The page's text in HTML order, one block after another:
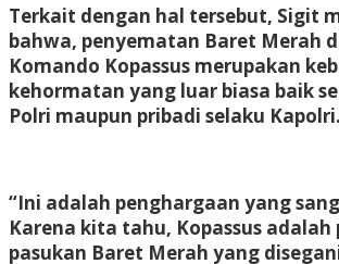
Terkait dengan hal tersebut, Sigit
bahwa, penyematan Baret Merah
Komando Kopassus merupakan
kehormatan yang luar biasa baik
Polri maupun pribadi selaku Kapolri.
“Ini adalah penghargaan yang
Karena kita tahu, Kopassus adalah
pasukan Baret Merah yang